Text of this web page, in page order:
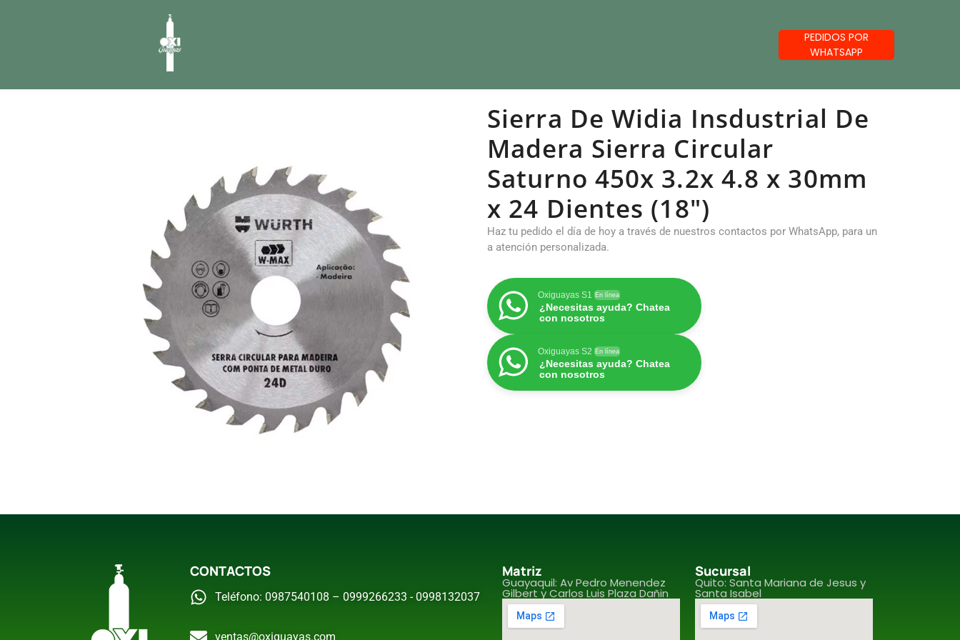
PEDIDOS POR
WHATSAPP
Sierra De Widia Insdustrial De
Madera Sierra Circular
Saturno 450x 3.2x 4.8 x 30mm
x 24 Dientes (18")
Haz tu pedido el día de hoy a través de nuestros contactos por WhatsApp, para un
a atención personalizada.
Oxiguayas S1 En línea
¿Necesitas ayuda? Chatea
con nosotros
Oxiguayas S2 En línea
¿Necesitas ayuda? Chatea
con nosotros
CONTACTOS
Teléfono: 0987540108 – 0999266233 - 0998132037
ventas@oxiguayas.com
Matriz
Guayaquil: Av Pedro Menendez
Gilbert y Carlos Luis Plaza Dañin
Sucursal
Quito: Santa Mariana de Jesus y
Santa Isabel